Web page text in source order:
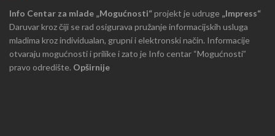
Info Centar za mlade „Mogućnosti“projekt je udruge „Impress“
Daruvar kroz čiji se rad osigurava pružanje informacijskih usluga
mladima kroz individualan, grupni i elektronski način. Informacije
otvaraju mogućnosti i prilike i zato je Info centar “Mogućnosti”
pravo odredište. Opširnije